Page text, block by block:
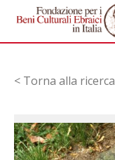
< Torna alla ricerca